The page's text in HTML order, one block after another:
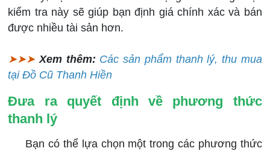
kiểm tra này sẽ giúp bạn định giá chính xác và bán
được nhiều tài sản hơn.
➤➤➤ Xem thêm: Các sản phẩm thanh lý, thu mua
tại Đồ Cũ Thanh Hiền
Đưa ra quyết định về phương thức
thanh lý
Bạn có thể lựa chọn một trong các phương thức